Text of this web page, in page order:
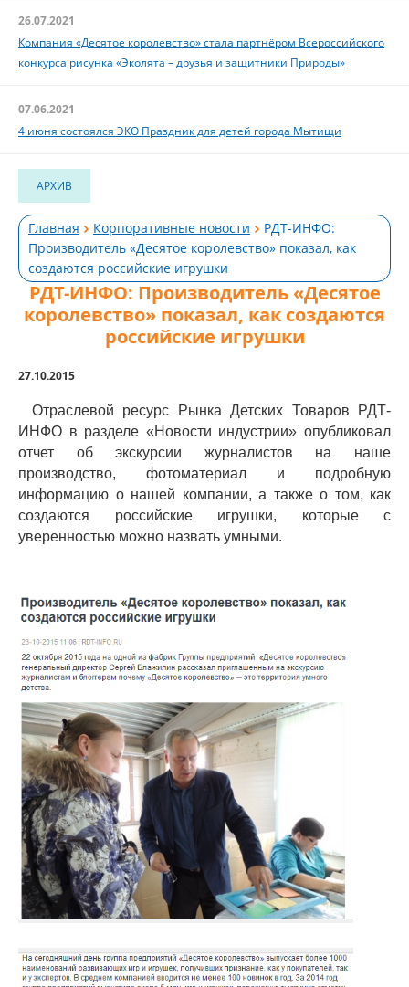
26.07.2021
Компания «Десятое королевство» стала партнёром Всероссийского
конкурса рисунка «Эколята – друзья и защитники Природы»
07.06.2021
4 июня состоялся ЭКО Праздник для детей города Мытищи
АРХИВ
Главная Корпоративные новости
РДТ-ИНФО:
Производитель «Десятое королевство» показал, как
создаются российские игрушки
РДТ-ИНФО: Производитель «Десятое
королевство» показал, как создаются
российские игрушки
27.10.2015
Отраслевой ресурс Рынка Детских Товаров РДТ-
ИНФО в разделе «Новости индустрии» опубликовал
отчет об экскурсии журналистов на наше
производство, фотоматериал и подробную
информацию о нашей компании, а также о том, как
создаются российские игрушки, которые с
уверенностью можно назвать умными.